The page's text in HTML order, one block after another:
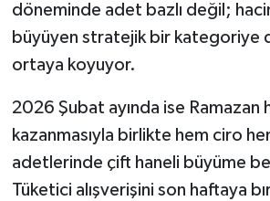
döneminde adet bazlı değil;
büyüyen stratejik bir kategoriye
ortaya koyuyor.
2026 Şubat ayında ise Ramazan
kazanmasıyla birlikte hem ciro
adetlerinde çift haneli büyüme
Tüketici alışverişini son haftaya